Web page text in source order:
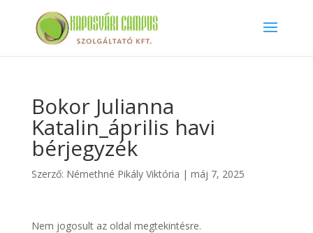
Bokor Julianna
Katalin_április havi
bérjegyzék
Szerző: Némethné Pikály Viktória | máj 7, 2025
Nem jogosult az oldal megtekintésre.